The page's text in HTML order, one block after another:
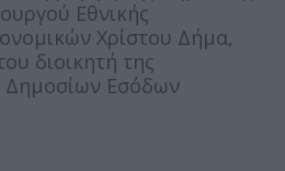
Εθνικής
Χρίστου Δήμα,
διοικητή της
Δημοσίων Εσόδων